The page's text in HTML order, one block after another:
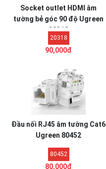
Socket outlet HDMI âm
tường bẻ góc 90 độ Ugreen
20318
20318
90,000đ
Đầu nối RJ45 âm tường Cat6
Ugreen 80452
80452
80,000đ